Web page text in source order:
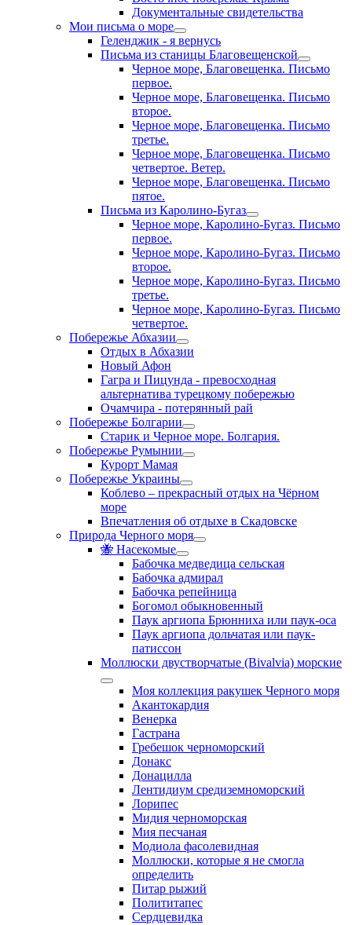
Документальные свидетельства
Мои письма о море
Геленджик - я вернусь
Письма из станицы Благовещенской
Черное море, Благовещенка. Письмо
первое.
Черное море, Благовещенка. Письмо
второе.
Черное море, Благовещенка. Письмо
третье.
Черное море, Благовещенка. Письмо
четвертое. Ветер.
Черное море, Благовещенка. Письмо
пятое.
Письма из Каролино-Бугаз
Черное море, Каролино-Бугаз. Письмо
первое.
Черное море, Каролино-Бугаз. Письмо
второе.
Черное море, Каролино-Бугаз. Письмо
третье.
Черное море, Каролино-Бугаз. Письмо
четвертое.
Побережье Абхазии
Отдых в Абхазии
Новый Афон
Гагра и Пицунда - превосходная
альтернатива турецкому побережью
Очамчира - потерянный рай
Побережье Болгарии
Старик и Черное море. Болгария.
Побережье Румынии
Курорт Мамая
Побережье Украины
Коблево – прекрасный отдых на Чёрном
море
Впечатления об отдыхе в Скадовске
Природа Черного моря
🐝 Насекомые
Бабочка медведица сельская
Бабочка адмирал
Бабочка репейница
Богомол обыкновенный
Паук аргиопа Брюнниха или паук-оса
Паук аргиопа дольчатая или паук-
патиссон
Моллюски двустворчатые (Bivalvia) морские
Моя коллекция ракушек Черного моря
Акантокардия
Венерка
Гастрана
Гребешок черноморский
Донакс
Донацилла
Лентидиум средиземноморский
Лорипес
Мидия черноморская
Мия песчаная
Модиола фасолевидная
Моллюски, которые я не смогла
определить
Питар рыжий
Полититапес
Сердцевидка